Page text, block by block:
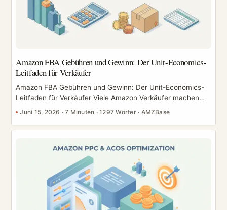
einen Prozess für den Umgang mit negativen Rezensionen.
Nichts hier fordert dich auf, Bewertungen zu manipulieren –
denn in dem Moment, in dem du es tust, steht alles auf
dem Spiel, was du aufgebaut hast. ...
Amazon FBA Gebühren und Gewinn: Der Unit-Economics-
Leitfaden für Verkäufer
Amazon FBA Gebühren und Gewinn: Der Unit-Economics-
Leitfaden für Verkäufer Viele Amazon Verkäufer machen
Umsatz, wissen aber nicht, ob sie tatsächlich Geld
nach und stellen erst Monate später fest – meist wenn das
Die Ursache ist fast immer dieselbe: kein Unit-Economics-
Modell. Dieser Leitfaden schlüsselt jede wichtige FBA
Gebühr auf und baut anschließend einen Gewinn-
Wasserfall, den du für jedes Produkt übernehmen kannst.
Die Zahlen hier sind beispielhaft – Amazons Gebühren
ändern sich und variieren je nach Kategorie und Größe, also
Juni 15, 2026 ·7 Minuten ·1297 Wörter· AMZBase